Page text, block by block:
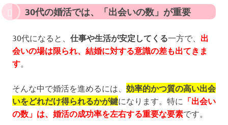
30代の婚活では、「出会いの数」が重要
30代になると、 仕事や生活が安定してくる一方で、 出
会いの場は限られ、結婚に対する意識の差も出てきま
す
そんな中で婚活を進めるには、 効率的かつ質の高い出会
いをどれだけ得られるかが鍵になります。特に 「出会い
の数」は、婚活の成功率を左右する重要な要素です。